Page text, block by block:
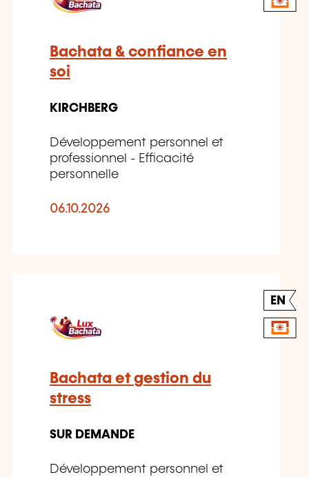
Bachata & confiance en
soi
KIRCHBERG
Développement personnel et
professionnel - Efficacité
personnelle
06.10.2026
EN
Bachata et gestion du
stress
SUR DEMANDE
Développement personnel et